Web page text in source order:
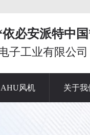
依必安派特中国
子工业有限公司
AHU风机 关于我